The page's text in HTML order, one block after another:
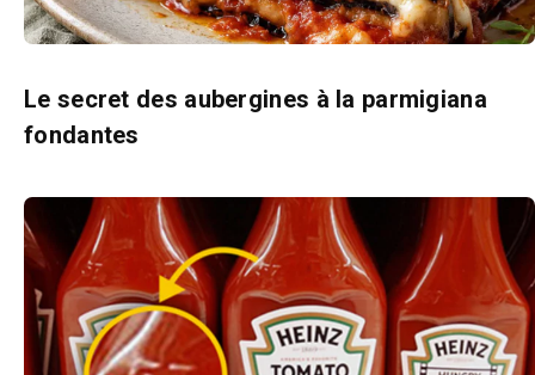
Le secret des aubergines à la parmigiana
fondantes